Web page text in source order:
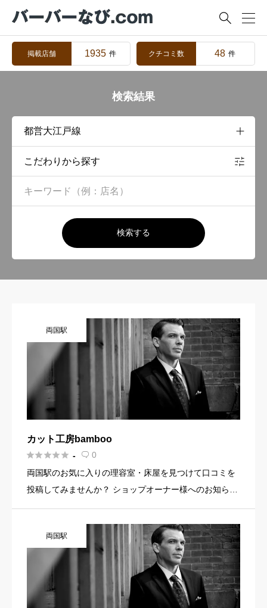

掲載店舗 1935 件 クチコミ数 48 件
検索結果
こだわりから探す
検索する
両国駅
カット工房bamboo
 -  0
両国駅のお気に入りの理容室・床屋を見つけて口コミを
投稿してみませんか？ ショップオーナー様へのお知らせ
メージ写真・メニュー・PR文章・ホームページリンクな
ど機能を使っ […]
両国駅